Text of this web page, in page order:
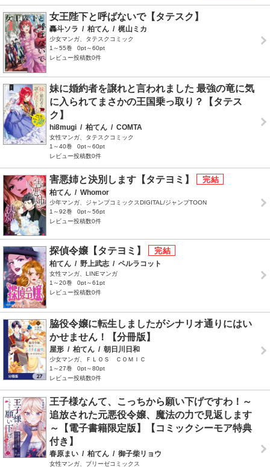
女王陛下と呼ばないで【タテスク】
轟斗ソラ / 柏てん / 梶山ミカ
少女マンガ、タテスクコミック
1～55巻
0pt～60pt
レビュー投稿数0件
妹に婚約者を譲れと言われました 最強の竜に気
に入られてまさかの王国乗っ取り？【タテス
ク】
hi8mugi / 柏てん / COMTA
女性マンガ、タテスクコミック
1～40巻
0pt～60pt
レビュー投稿数0件
害悪姉と決別します【タテヨミ】
柏てん / Whomor
少年マンガ、ジャンプコミックスDIGITAL/ジャンプTOON
1～92巻
0pt～56pt
レビュー投稿数0件
探偵令嬢【タテヨミ】
柏てん / 野上武志 / ペルラコット
女性マンガ、LINEマンガ
1～20巻
0pt～61pt
レビュー投稿数0件
脇役令嬢に転生しましたがシナリオ通りにはい
かせません！【分冊版】
屋形 / 柏てん / 朝日川日和
少女マンガ、ＦＬＯＳ ＣＯＭＩＣ
1～27巻
0pt～80pt
レビュー投稿数0件
王子様なんて、こっちから願い下げですわ！～
追放された元悪役令嬢、魔法の力で見返します
～【電子書籍限定版】【コミックシーモア特典
付き】
春原まい / 柏てん / 御子柴リョウ
女性マンガ、ブリーゼコミックス